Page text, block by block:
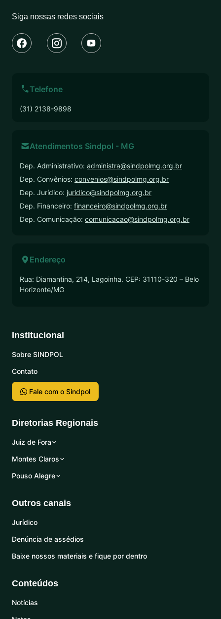
Siga nossas redes sociais
Telefone
(31) 2138-9898
Atendimentos Sindpol - MG
Dep. Administrativo: administra@sindpolmg.org.br
Dep. Convênios: convenios@sindpolmg.org.br
Dep. Jurídico: juridico@sindpolmg.org.br
Dep. Financeiro: financeiro@sindpolmg.org.br
Dep. Comunicação: comunicacao@sindpolmg.org.br
Endereço
Rua: Diamantina, 214, Lagoinha. CEP: 31110-320 – Belo
Horizonte/MG
Institucional
Sobre SINDPOL
Contato
Fale com o Sindpol
Diretorias Regionais
Juiz de Fora
Montes Claros
Pouso Alegre
Outros canais
Jurídico
Denúncia de assédios
Baixe nossos materiais e fique por dentro
Conteúdos
Notícias